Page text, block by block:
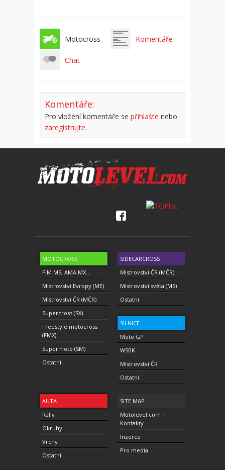
Motocross Komentáře
Chat
Komentáře:
Pro vložení komentáře se přihlašte nebo
zaregistrujte.
MOTOCROSS
FIM MS, AMA MX...
Mistrovství Evropy (ME)
Mistrovství ČR (MČR)
Supercross (SX)
Freestyle motocross
(FMX)
Supermoto (SM)
Ostatní
SIDECARCROSS
Mistrovství ČR (MČR)
Mistrovství světa (MS)
Ostatní
SILNICE
Moto GP
WSBK
Mistrovství ČR
Ostatní
AUTA
Rally
Okruhy
Vrchy
Ostatní
SITE MAP
Motolevel.com +
Kontakty
Inzerce
Pro media